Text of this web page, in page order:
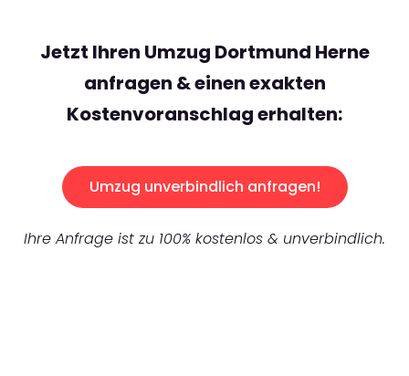
Jetzt Ihren Umzug Dortmund Herne
anfragen & einen exakten
Kostenvoranschlag erhalten:
Umzug unverbindlich anfragen!
Ihre Anfrage ist zu 100% kostenlos & unverbindlich.